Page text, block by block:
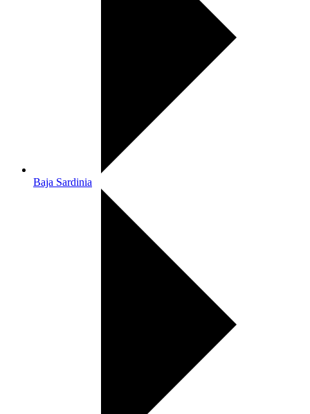
Baja Sardinia